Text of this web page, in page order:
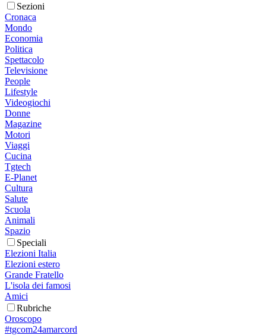
Sezioni
Cronaca
Mondo
Economia
Politica
Spettacolo
Televisione
People
Lifestyle
Videogiochi
Donne
Magazine
Motori
Viaggi
Cucina
Tgtech
E-Planet
Cultura
Salute
Scuola
Animali
Spazio
Speciali
Elezioni Italia
Elezioni estero
Grande Fratello
L'isola dei famosi
Amici
Rubriche
Oroscopo
#tgcom24amarcord